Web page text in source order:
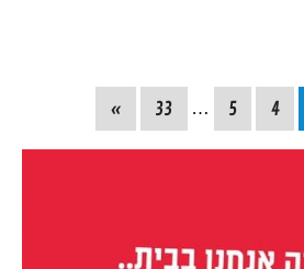
4
5
…
33
»